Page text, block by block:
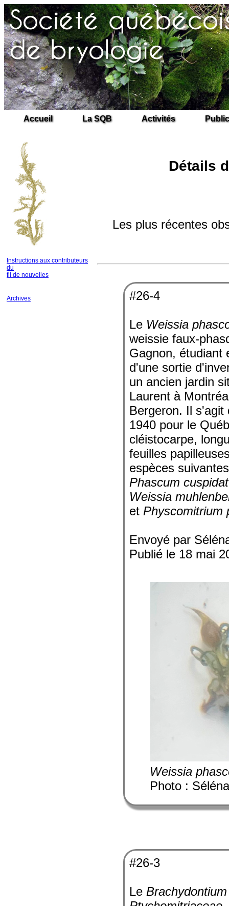
Accueil La SQB Activités
Instructions aux contributeurs
du
fil de nouvelles
Archives
Détails
Les plus récentes
#26-4
Le Weissia
weissie faux-
Gagnon, étudiant
d'une sortie
un ancien jardin
Laurent à
Bergeron. Il s'agit
1940 pour le
cléistocarpe,
feuilles
espèces
Phascum
Weissia
et Physcomitrium
Envoyé par
Publié le 18 mai
Weissia
Photo :
#26-3
Le